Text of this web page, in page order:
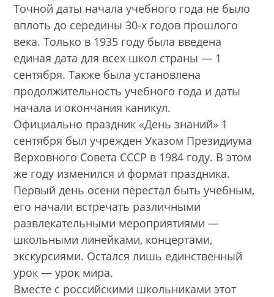
Точной даты начала учебного года не было
вплоть до середины 30-х годов прошлого
века. Только в 1935 году была введена
единая дата для всех школ страны — 1
сентября. Также была установлена
продолжительность учебного года и даты
начала и окончания каникул.
Официально праздник «День знаний» 1
сентября был учрежден Указом Президиума
Верховного Совета СССР в 1984 году. В этом
же году изменился и формат праздника.
Первый день осени перестал быть учебным,
его начали встречать различными
развлекательными мероприятиями —
школьными линейками, концертами,
экскурсиями. Остался лишь единственный
урок — урок мира.
Вместе с российскими школьниками этот